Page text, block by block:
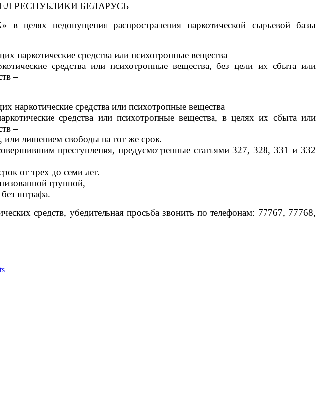
РЕСПУБЛИКИ БЕЛАРУСЬ
недопущения распространения наркотической сырьевой базы
наркотические средства или психотропные вещества
средства или психотропные вещества, без цели их сбыта или
–
наркотические средства или психотропные вещества
средства или психотропные вещества, в целях их сбыта или
–
или лишением свободы на тот же срок.
преступления, предусмотренные статьями 327, 328, 331 и 332
от трех до семи лет.
группой, –
штрафа.
средств, убедительная просьба звонить по телефонам: 77767, 77768,